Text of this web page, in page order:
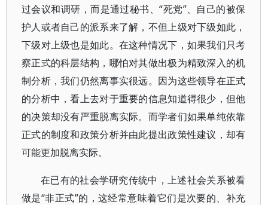
过会议和调研，而是通过秘书、“死党”、自己的被保
护人或者自己的派系来了解，不但上级对下级如此，
下级对上级也是如此。在这种情况下，如果我们只考
察正式的科层结构，哪怕对其做出极为精致深入的机
制分析，我们仍然离事实很远。因为这些领导在正式
的分析中，看上去对于重要的信息知道得很少，但他
的决策却没有严重脱离实际。而学者们如果单纯依靠
正式的制度和政策分析并由此提出政策性建议，却有
可能更加脱离实际。
在已有的社会学研究传统中，上述社会关系被看
做是“非正式”的，这经常意味着它们是次要的、补充